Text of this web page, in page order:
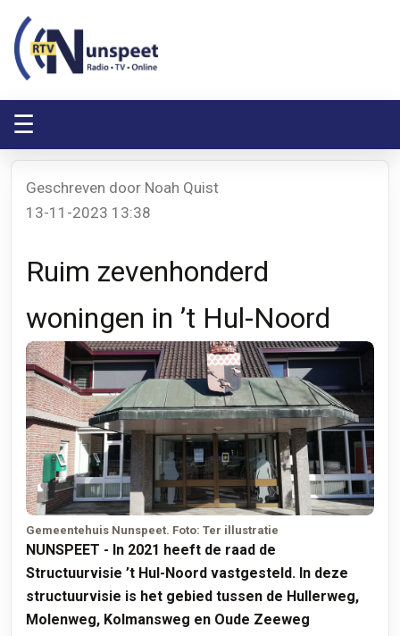
☰
Geschreven door Noah Quist
13-11-2023 13:38
Ruim zevenhonderd
woningen in ’t Hul-Noord
Gemeentehuis Nunspeet. Foto: Ter illustratie
NUNSPEET - In 2021 heeft de raad de
Structuurvisie ’t Hul-Noord vastgesteld. In deze
structuurvisie is het gebied tussen de Hullerweg,
Molenweg, Kolmansweg en Oude Zeeweg